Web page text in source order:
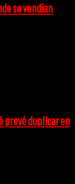
se vendían
prevé duplicar en